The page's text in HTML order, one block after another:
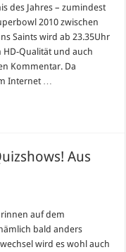
des Jahres – zumindest
2010 zwischen
Saints wird ab 23.35Uhr
HD-Qualität und auch
Kommentar. Da
Internet …
Aus
auf dem
bald anders
wird es wohl auch